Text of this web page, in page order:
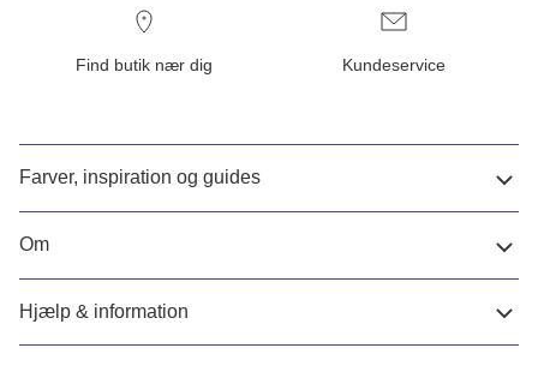
Find butik nær dig Kundeservice
Farver, inspiration og guides
Om
Hjælp & information